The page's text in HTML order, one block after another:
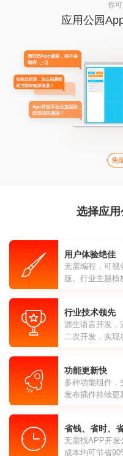
你
应用公园
免
选择应
用户体验绝佳
无需编程，可视
版。行业主题
行业技术领先
源生语言开发，
二次开发，实现
功能更新快
多种功能组件，
发布插件持续更
省钱、省时、
无需找APP开发
成本均可节省